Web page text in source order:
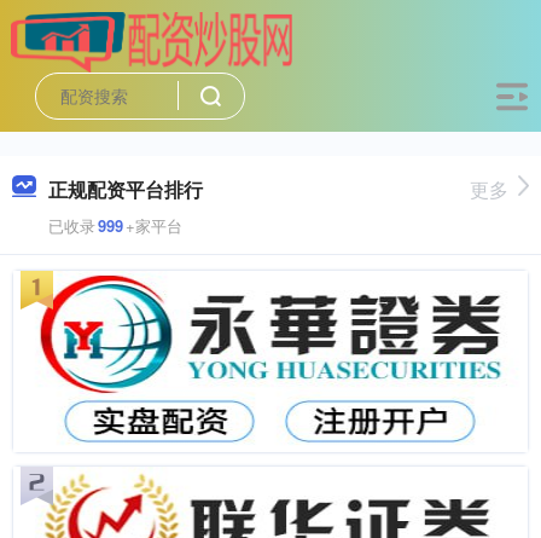
正规配资平台排行
已收录999+家平台
更多